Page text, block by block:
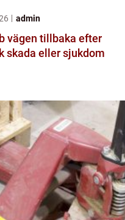
admin
skada eller sjukdom